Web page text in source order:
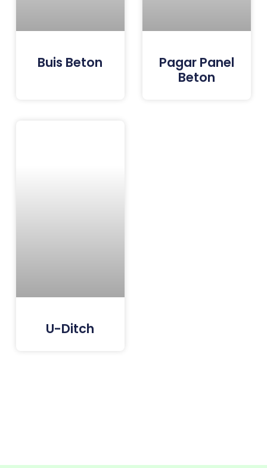
Buis Beton
Pagar Panel
Beton
U-Ditch